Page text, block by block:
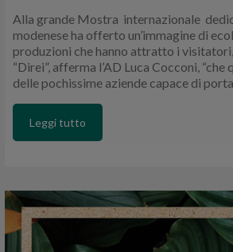
Alla grande Mostra internazionale
modenese ha offerto un’immagine di
produzioni che hanno attratto i
“Direi”, afferma l’AD Luca Cocconi,
delle pochissime aziende capace di
Leggi tutto